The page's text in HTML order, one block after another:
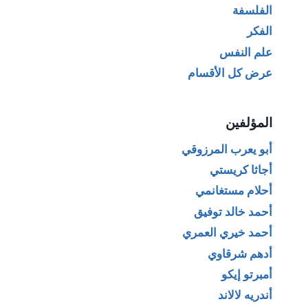
الفلسفة
الفكر
علم النفس
عرض كل الأقسام
المؤلفين
أبو يعرب المرزوقي
أجاثا كريستي
أحلام مستغانمي
أحمد خالد توفيق
أحمد خيري العمري
أدهم شرقاوي
أمبرتو إيكو
أندريه لالاند